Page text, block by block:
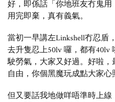
好，即係話「你地班友冇鬼用
用完即棄，真有義氣。
當初一早講左Linkshell冇忍盾
去升隻忍上50lv 囉，都有40lv
駛勞氣，大家又好過。好啦
自由，你個黑魔玩成點大家心
但又要話我地做咩唔準時上線